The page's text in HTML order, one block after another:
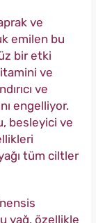
ve
emilen bu
bir etki
ve
ve
engelliyor.
besleyici ve
tüm ciltler
yağ, özellikle